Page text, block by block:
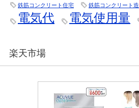
鉄筋コンクリート住宅 鉄筋コンクリート造
電気代 電気使用量
楽天市場